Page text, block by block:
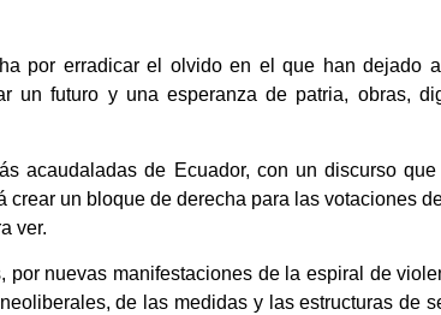
por erradicar el olvido en el que han dejado
un futuro y una esperanza de patria, obras,
acaudaladas de Ecuador, con un discurso
un bloque de derecha para las votaciones
ver.
por nuevas manifestaciones de la espiral de
de las medidas y las estructuras de